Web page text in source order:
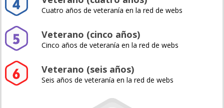
Cuatro años de veteranía en la red de webs
Veterano (cinco años)
Cinco años de veteranía en la red de webs
Veterano (seis años)
Seis años de veteranía en la red de webs